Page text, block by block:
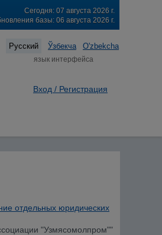
Сегодня: 07 августа 2026 г.
базы: 06 августа 2026 г.
Русский Ўзбекча O'zbekcha
язык интерфейса
Вход / Регистрация
отдельных юридических
"Узмясомолпром""